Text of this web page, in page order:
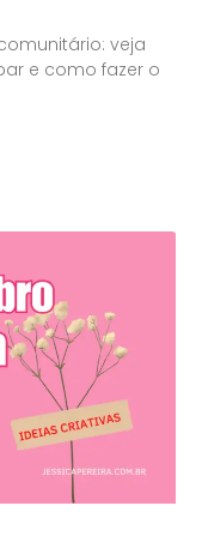
veja
e como fazer o